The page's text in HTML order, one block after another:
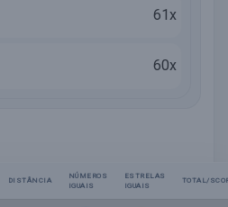
61x
60x
DISTÂNCIA
NÚMEROS
IGUAIS
ESTRELAS
IGUAIS
TOTAL/